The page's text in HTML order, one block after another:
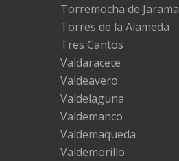
Torremocha de Jarama
Torres de la Alameda
Tres Cantos
Valdaracete
Valdeavero
Valdelaguna
Valdemanco
Valdemaqueda
Valdemorillo